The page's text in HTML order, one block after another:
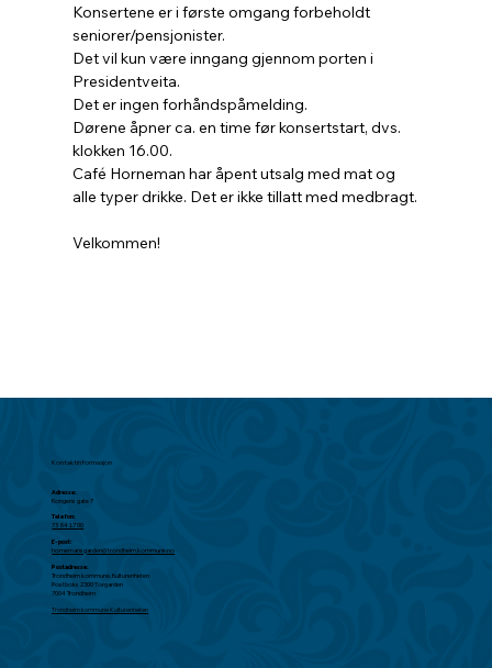
Konsertene er i første omgang forbeholdt
seniorer/pensjonister.
Det vil kun være inngang gjennom porten i
Presidentveita.
Det er ingen forhåndspåmelding.
Dørene åpner ca. en time før konsertstart, dvs.
klokken 16.00.
Café Horneman har åpent utsalg med mat og
alle typer drikke. Det er ikke tillatt med medbragt.
Velkommen!
Kontaktinformasjon
Adresse:
Kongens gate 7
Telefon:
73 84 17 00
E-post:
hornemansgarden@trondheim.kommune.no
Postadresse:
Trondheim kommune, Kulturenheten
Postboks 2300 Torgarden
7004 Trondheim
Trondheim kommune Kulturenheten